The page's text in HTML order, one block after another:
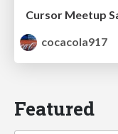
Cursor Meetup
cocacola917
Featured